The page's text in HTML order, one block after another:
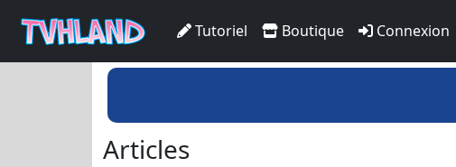
Tutoriel Boutique Connexion
Articles